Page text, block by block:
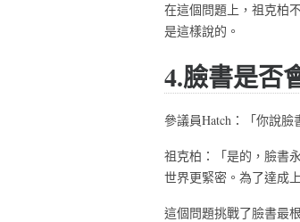
在這個問題上，祖克柏
是這樣說的。
4.臉書是否
參議員Hatch：「你說臉
祖克柏：「是的，臉書
世界更緊密。為了達成
這個問題挑戰了臉書最